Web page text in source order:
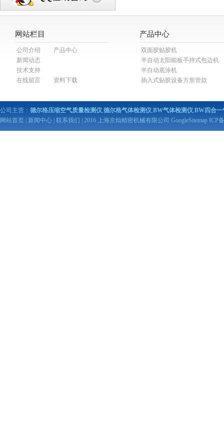
网站栏目
公司介绍
产品中心
新闻动态
技术支持
在线留言
资料下载
产品中心
双面胶贴胶机
半自动太阳能板手持式包边机
半自动底涂机
插入式贴胶设备方形管款
公司主营： 德尔格压缩空气质量检测仪,德尔格气体检测仪,BW气体检测仪,BW四合一
网站首页
新闻中心 联系我们 | 2016 上海京灿精密机械有限公司 GoogleSitemap ICP